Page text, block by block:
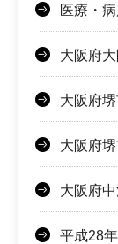
医療・
大阪府
大阪府
大阪府
大阪府
平成28